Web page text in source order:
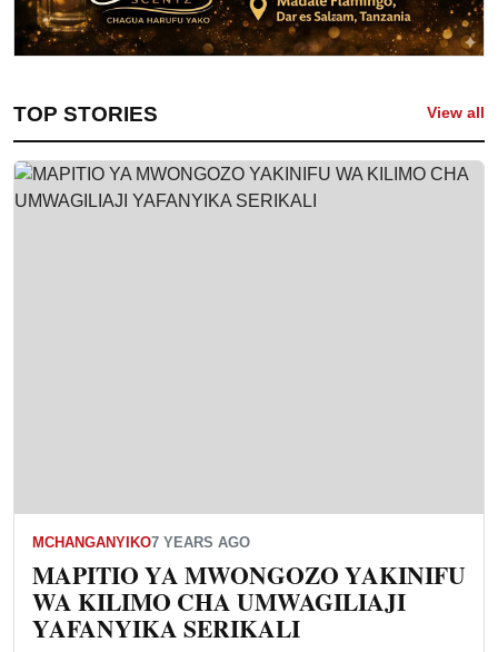
TOP STORIES View all
MCHANGANYIKO7 YEARS AGO
MAPITIO YA MWONGOZO YAKINIFU
WA KILIMO CHA UMWAGILIAJI
YAFANYIKA SERIKALI